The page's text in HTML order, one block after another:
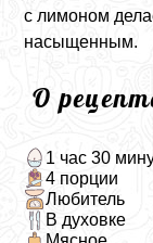
с лимоном
насыщенным.
О
1 час 30
4 порции
Любитель
В духовке